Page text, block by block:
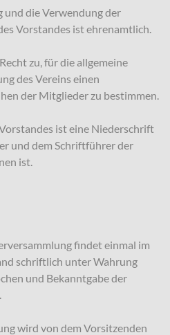
und die Verwendung der
Vorstandes ist ehrenamtlich.
zu, für die allgemeine
des Vereins einen
der Mitglieder zu bestimmen.
ist eine Niederschrift
und dem Schriftführer der
ist.
findet einmal im
schriftlich unter Wahrung
und Bekanntgabe der
wird von dem Vorsitzenden